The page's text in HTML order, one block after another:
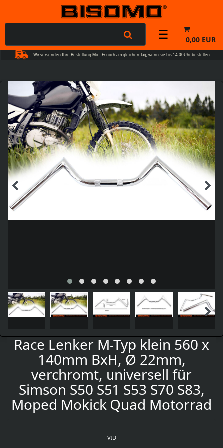
☰ 0,00 EUR
Wir versenden Ihre Bestellung Mo - Fr noch am gleichen Tag, wenn sie bis 14:00Uhr bestellen.
Race Lenker M-Typ klein 560 x
140mm BxH, Ø 22mm,
verchromt, universell für
Simson S50 S51 S53 S70 S83,
Moped Mokick Quad Motorrad
VID